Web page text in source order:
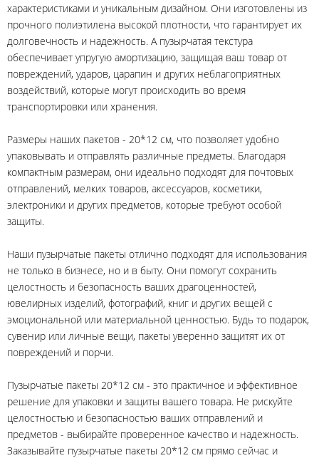
характеристиками и уникальным дизайном. Они изготовлены из
прочного полиэтилена высокой плотности, что гарантирует их
долговечность и надежность. А пузырчатая текстура
обеспечивает упругую амортизацию, защищая ваш товар от
повреждений, ударов, царапин и других неблагоприятных
воздействий, которые могут происходить во время
транспортировки или хранения.
Размеры наших пакетов - 20*12 см, что позволяет удобно
упаковывать и отправлять различные предметы. Благодаря
компактным размерам, они идеально подходят для почтовых
отправлений, мелких товаров, аксессуаров, косметики,
электроники и других предметов, которые требуют особой
защиты.
Наши пузырчатые пакеты отлично подходят для использования
не только в бизнесе, но и в быту. Они помогут сохранить
целостность и безопасность ваших драгоценностей,
ювелирных изделий, фотографий, книг и других вещей с
эмоциональной или материальной ценностью. Будь то подарок,
сувенир или личные вещи, пакеты уверенно защитят их от
повреждений и порчи.
Пузырчатые пакеты 20*12 см - это практичное и эффективное
решение для упаковки и защиты вашего товара. Не рискуйте
целостностью и безопасностью ваших отправлений и
предметов - выбирайте проверенное качество и надежность.
Заказывайте пузырчатые пакеты 20*12 см прямо сейчас и